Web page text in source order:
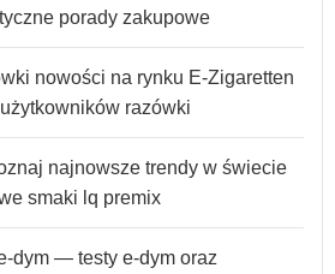
porady zakupowe
nowości na rynku E-Zigaretten
razówki
najnowsze trendy w świecie
smaki lq premix
dym — testy e-dym oraz